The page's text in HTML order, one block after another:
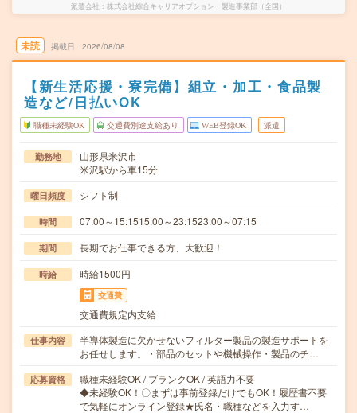
派遣会社 株式会社綜合キャリアオプション 製造事業部（全国）
未読 掲載日 2026/08/08
【新生活応援・寮完備】組立・加工・食品製
造など/日払いOK
職種未経験OK 交通費別途支給あり WEB登録OK 派遣
勤務地
山形県米沢市
米沢駅から車15分
曜日頻度 シフト制
時間 07:00～15:1515:00～23:1523:00～07:15
期間 長期でお仕事できる方、大歓迎！
時給 時給1500円
交通費
交通費規定内支給
仕事内容
半導体製造に欠かせないフィルター製品の製造サポートを
お任せします。・部品のセットや機械操作・製品のチ…
応募資格
職種未経験OK / ブランクOK / 英語力不要
◆未経験OK！〇まずは事前登録だけでもOK！履歴書不要
で気軽にオンライン登録★氏名・職種などを入力す…